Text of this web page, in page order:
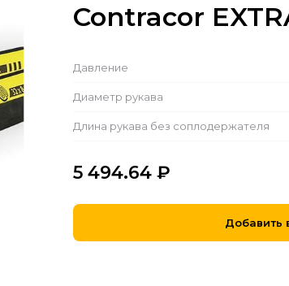
Contracor
Давление
Диаметр рукава
Длина рукава без соплодержателя
5 494.64 ₽
Добавить